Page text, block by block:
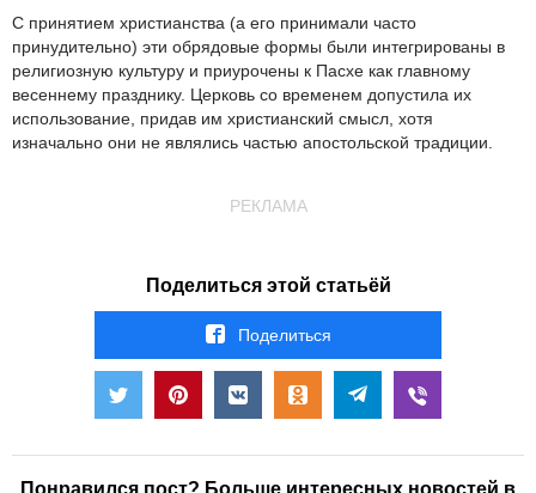
С принятием христианства (а его принимали часто
принудительно) эти обрядовые формы были интегрированы в
религиозную культуру и приурочены к Пасхе как главному
весеннему празднику. Церковь со временем допустила их
использование, придав им христианский смысл, хотя
изначально они не являлись частью апостольской традиции.
РЕКЛАМА
Поделиться этой статьёй
Поделиться
Понравился пост? Больше интересных новостей в